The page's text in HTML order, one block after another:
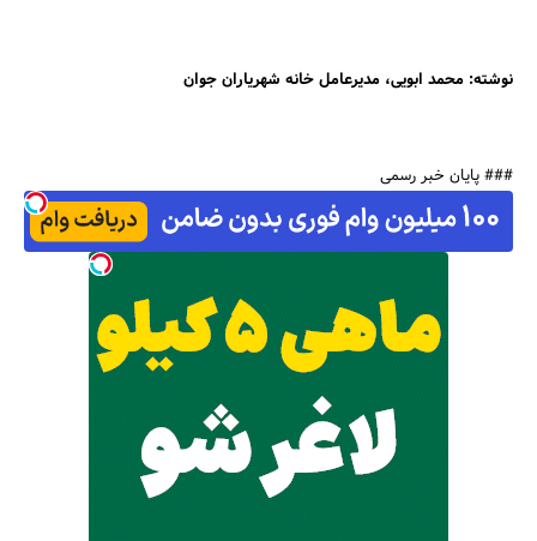
نوشته: محمد ابویی، مدیرعامل خانه شهریاران جوان
### پایان خبر رسمی